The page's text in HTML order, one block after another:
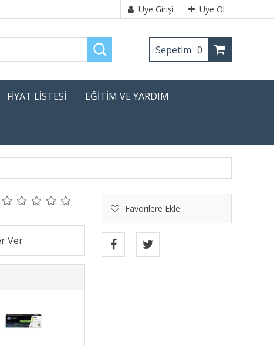
Üye Girişi Üye Ol
Sepetim 0
FİYAT LİSTESİ EĞİTİM VE YARDIM
Favorilere Ekle